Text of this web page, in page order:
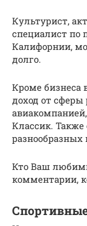
Культурист,
специалист по
Калифорнии,
долго.
Кроме бизнеса
доход от сферы
Классик. Также
Кто Ваш
комментарии,